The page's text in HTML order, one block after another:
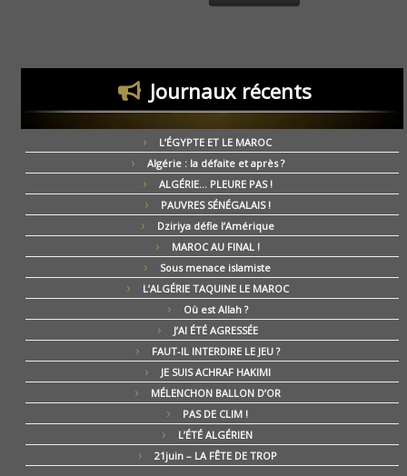
Journaux récents
L’ÉGYPTE ET LE MAROC
Algérie : la défaite et après ?
ALGÉRIE… PLEURE PAS !
PAUVRES SÉNÉGALAIS !
Dziriya défie l’Amérique
MAROC AU FINAL !
Sous menace islamiste
L’ALGÉRIE TAQUINE LE MAROC
Où est Allah ?
J’AI ÉTÉ AGRESSÉE
FAUT-IL INTERDIRE LE JEU ?
JE SUIS ACHRAF HAKIMI
MÉLENCHON BALLON D’OR
PAS DE CLIM !
L’ÉTÉ ALGÉRIEN
21juin – LA FÊTE DE TROP